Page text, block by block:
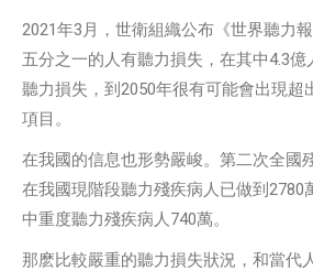
2021年3月，世衛組織公布《世界聽力
五分之一的人有聽力損失，在其中4.3
聽力損失，到2050年很有可能會出現超
項目。
在我國的信息也形勢嚴峻。第二次全國
在我國現階段聽力殘疾病人已做到2780
中重度聽力殘疾病人740萬。
那麽比較嚴重的聽力損失狀況，和當代